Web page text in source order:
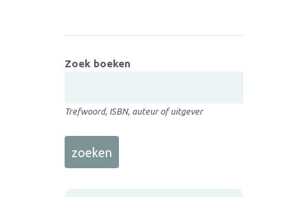
Zoek boeken
Trefwoord, ISBN, auteur of uitgever